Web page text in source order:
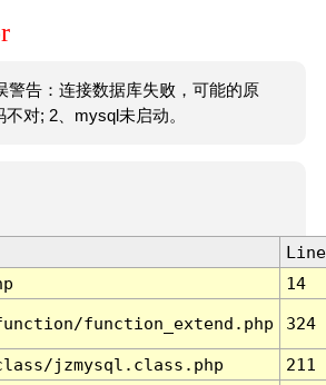
警告：连接数据库失败，可能的原
对; 2、mysql未启动。
Line
14
function_extend.php 324
jzmysql.class.php
211